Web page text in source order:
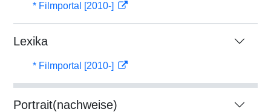
* Filmportal [2010-]
Lexika
* Filmportal [2010-]
Portrait(nachweise)